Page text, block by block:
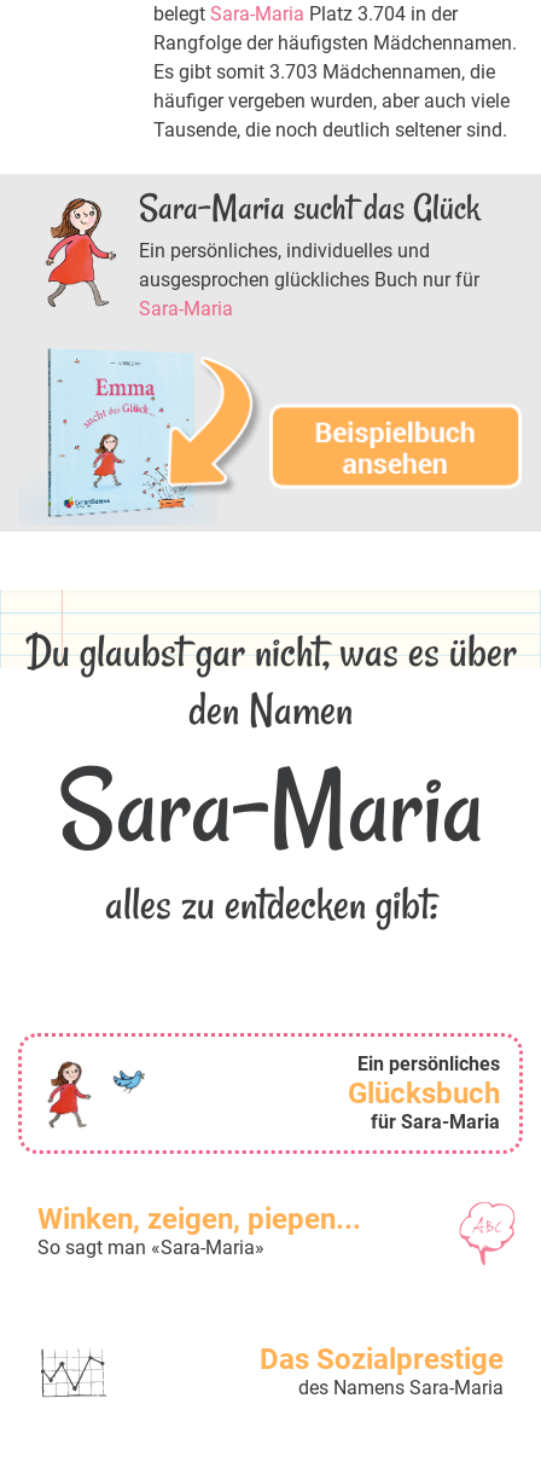
belegt Sara-Maria Platz 3.704 in der
Rangfolge der häufigsten Mädchennamen.
Es gibt somit 3.703 Mädchennamen, die
häufiger vergeben wurden, aber auch viele
Tausende, die noch deutlich seltener sind.
Sara-Maria sucht das Glück
Ein persönliches, individuelles und
ausgesprochen glückliches Buch nur für
Sara-Maria
Du glaubst gar nicht, was es über
den Namen
Sara-Maria
alles zu entdecken gibt:
Ein persönliches
Glücksbuch
für Sara-Maria
Winken, zeigen, piepen...
So sagt man «Sara-Maria»
Das Sozialprestige
des Namens Sara-Maria